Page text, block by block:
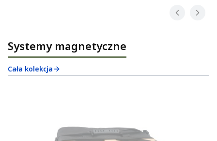
Systemy magnetyczne
Cała kolekcja